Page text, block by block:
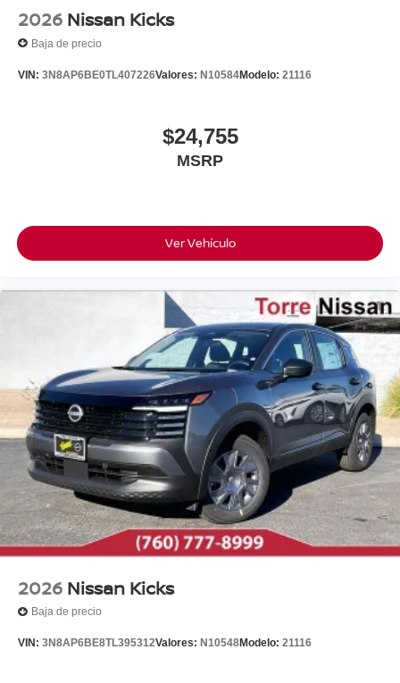
2026 Nissan Kicks
Baja de precio
VIN: 3N8AP6BE0TL407226Valores: N10584Modelo: 21116
$24,755
MSRP
Ver Vehículo
2026 Nissan Kicks
Baja de precio
VIN: 3N8AP6BE8TL395312Valores: N10548Modelo: 21116